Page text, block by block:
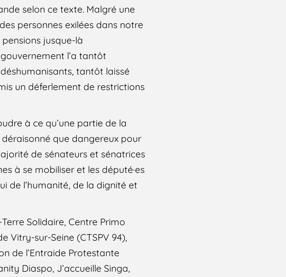
selon ce texte. Malgré une
personnes exilées dans notre
jusque-là
l’a tantôt
tantôt laissé
un déferlement de restrictions
à ce qu’une partie de la
que dangereux pour
de sénateurs et sénatrices
à se mobiliser et les député·es
de l’humanité, de la dignité et
Terre Solidaire, Centre Primo
Vitry-sur-Seine (CTSPV 94),
de l’Entraide Protestante
Diaspo, J’accueille Singa,